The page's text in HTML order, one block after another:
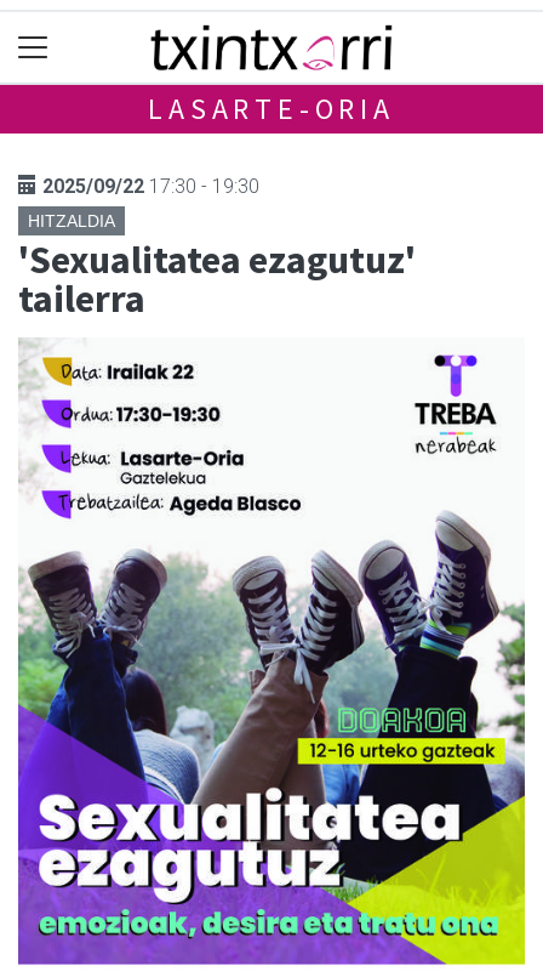
LASARTE-ORIA
2025/09/22 17:30 - 19:30
HITZALDIA
'Sexualitatea ezagutuz'
tailerra